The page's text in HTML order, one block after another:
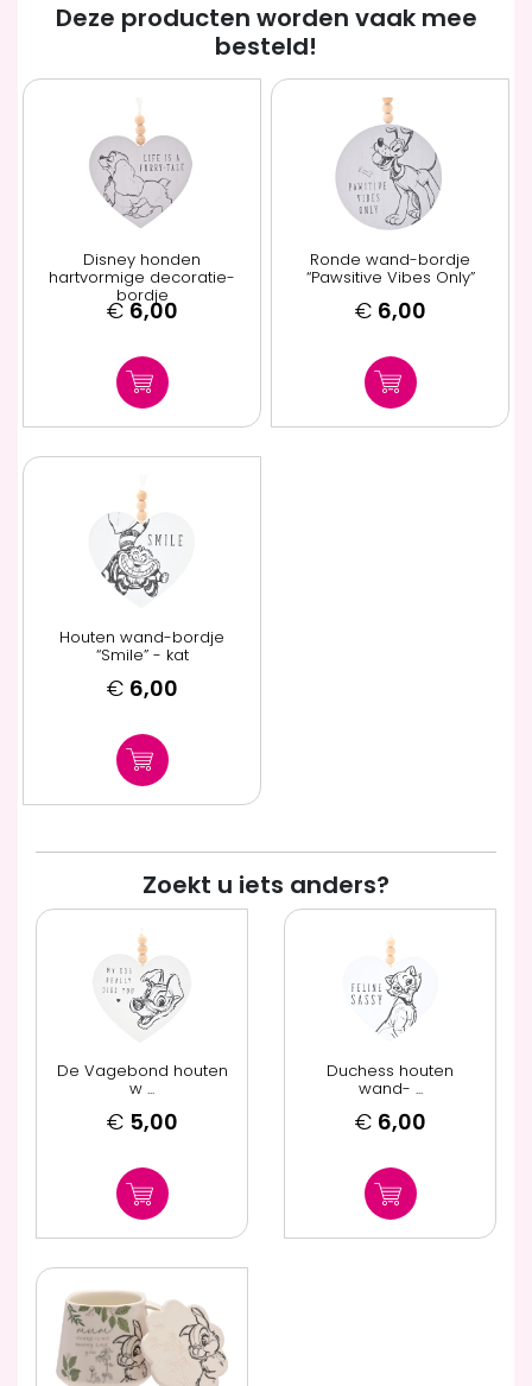
Deze producten worden vaak mee
besteld!
Disney honden
hartvormige decoratie-
bordje
€ 6,00
Ronde wand-bordje
“Pawsitive Vibes Only”
€ 6,00
Houten wand-bordje
“Smile” - kat
€ 6,00
Zoekt u iets anders?
De Vagebond houten
w ...
€ 5,00
Duchess houten
wand- ...
€ 6,00